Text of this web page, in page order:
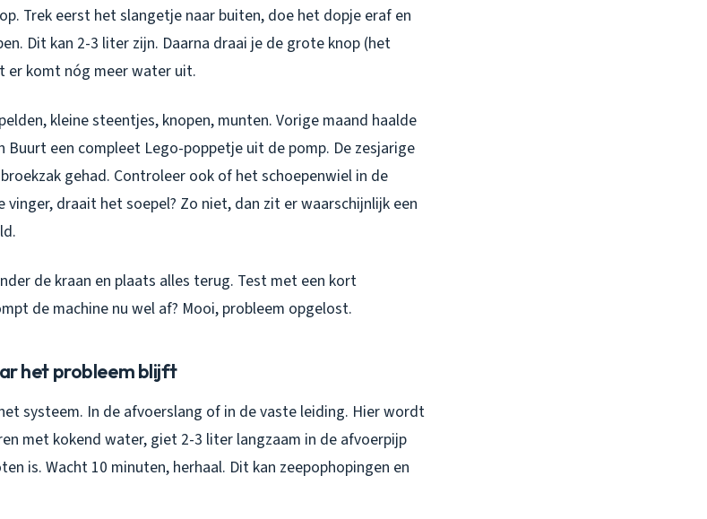
Trek eerst het slangetje naar buiten, doe het dopje eraf en
Dit kan 2-3 liter zijn. Daarna draai je de grote knop (het
er komt nóg meer water uit.
kleine steentjes, knopen, munten. Vorige maand haalde
Buurt een compleet Lego-poppetje uit de pomp. De zesjarige
gehad. Controleer ook of het schoepenwiel in de
vinger, draait het soepel? Zo niet, dan zit er waarschijnlijk een
de kraan en plaats alles terug. Test met een kort
de machine nu wel af? Mooi, probleem opgelost.
het probleem blijft
systeem. In de afvoerslang of in de vaste leiding. Hier wordt
met kokend water, giet 2-3 liter langzaam in de afvoerpijp
is. Wacht 10 minuten, herhaal. Dit kan zeepophopingen en